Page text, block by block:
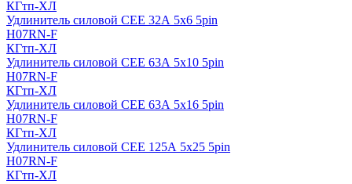
КГтп-ХЛ
Удлинитель силовой CEE 32А 5x6 5pin
H07RN-F
КГтп-ХЛ
Удлинитель силовой CEE 63А 5x10 5pin
H07RN-F
КГтп-ХЛ
Удлинитель силовой CEE 63А 5x16 5pin
H07RN-F
КГтп-ХЛ
Удлинитель силовой CEE 125А 5x25 5pin
H07RN-F
КГтп-ХЛ